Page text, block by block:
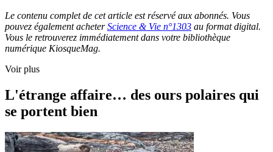
Le contenu complet de cet article est réservé aux abonnés. Vous
pouvez également acheterScience & Vie n°1303 au format digital.
Vous le retrouverez immédiatement dans votre bibliothèque
numérique KiosqueMag.
Voir plus
L'étrange affaire… des ours polaires qui
se portent bien